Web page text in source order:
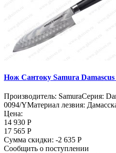
Нож Сантоку Samura Damascus
Производитель: SamuraСерия:
0094/YМатериал лезвия:
Цена:
14 930 Р
17 565 Р
Сумма скидки: -2 635 Р
Сообщить о поступлении